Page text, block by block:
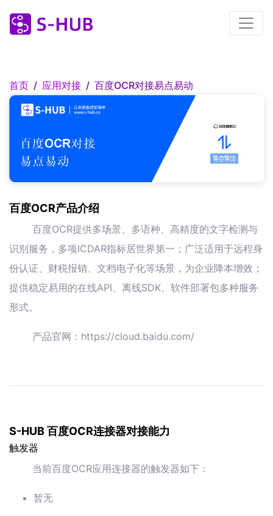
首页 应用对接 百度OCR对接易点易动
百度OCR产品介绍
百度OCR提供多场景、多语种、高精度的文字检测与
识别服务，多项ICDAR指标居世界第一；广泛适用于远程身
份认证、财税报销、文档电子化等场景，为企业降本增效；
提供稳定易用的在线API、离线SDK、软件部署包多种服务
形式。
产品官网：https://cloud.baidu.com/
S-HUB 百度OCR连接器对接能力
触发器
当前百度OCR应用连接器的触发器如下：
暂无